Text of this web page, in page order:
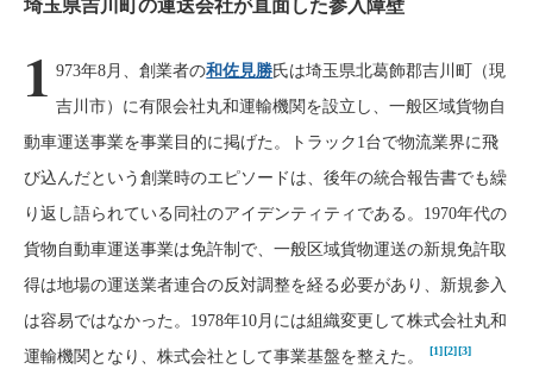
1 973年8月、創業者の和佐見勝氏は埼玉県北葛飾郡吉川町（現
吉川市）に有限会社丸和運輸機関を設立し、一般区域貨物自
動車運送事業を事業目的に掲げた。トラック1台で物流業界に飛
び込んだという創業時のエピソードは、後年の統合報告書でも繰
り返し語られている同社のアイデンティティである。1970年代の
貨物自動車運送事業は免許制で、一般区域貨物運送の新規免許取
得は地場の運送業者連合の反対調整を経る必要があり、新規参入
は容易ではなかった。1978年10月には組織変更して株式会社丸和
運輸機関となり、株式会社として事業基盤を整えた。
[1][2][3]